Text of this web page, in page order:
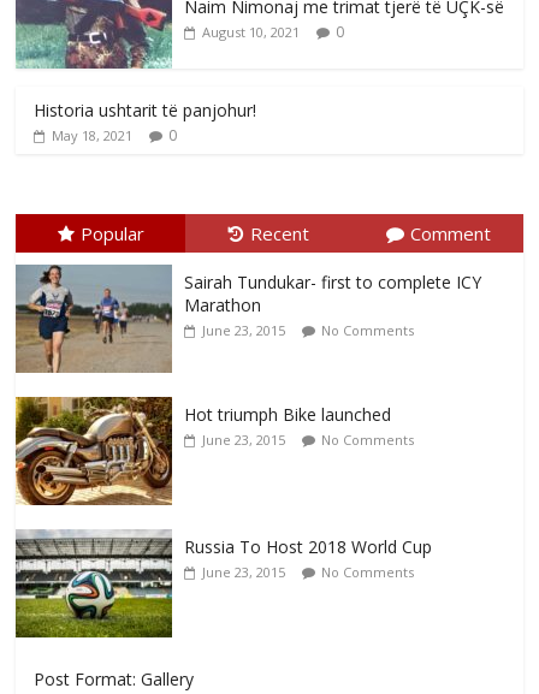
Naim Nimonaj me trimat tjerë të UÇK-së
August 10, 2021 0
Historia ushtarit të panjohur!
May 18, 2021 0
Popular Recent Comment
Sairah Tundukar- first to complete ICY
Marathon
June 23, 2015 No Comments
Hot triumph Bike launched
June 23, 2015 No Comments
Russia To Host 2018 World Cup
June 23, 2015 No Comments
Post Format: Gallery